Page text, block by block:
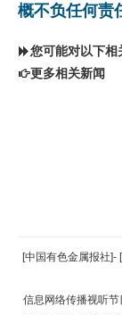
概不负任何责
您可能对以下相关新闻同
更多相关新闻
[中国有色金属报社]-
信息网络传播视听